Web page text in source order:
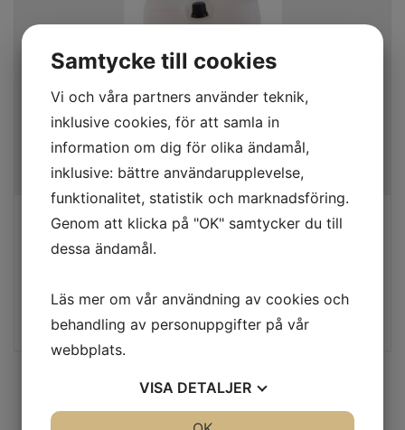
TAV 136
1 031
Samtycke till cookies
Vi och våra partners använder teknik,
inklusive cookies, för att samla in
information om dig för olika ändamål,
inklusive: bättre användarupplevelse,
funktionalitet, statistik och marknadsföring.
Genom att klicka på "OK" samtycker du till
dessa ändamål.
Läs mer om vår användning av cookies och
behandling av personuppgifter på vår
webbplats.
VISA DETALJER